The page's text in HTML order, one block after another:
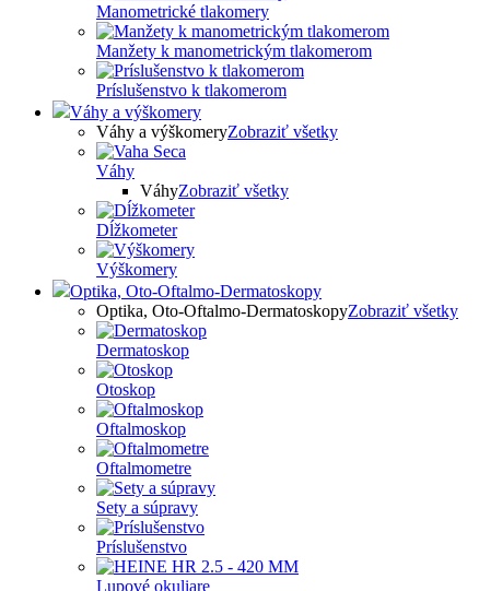
Manometrické tlakomery
Manžety k manometrickým tlakomerom
Príslušenstvo k tlakomerom
Váhy a výškomery
Váhy a výškomeryZobraziť všetky
Váhy
VáhyZobraziť všetky
Dĺžkometer
Výškomery
Optika, Oto-Oftalmo-Dermatoskopy
Optika, Oto-Oftalmo-DermatoskopyZobraziť všetky
Dermatoskop
Otoskop
Oftalmoskop
Oftalmometre
Sety a súpravy
Príslušenstvo
Lupové okuliare